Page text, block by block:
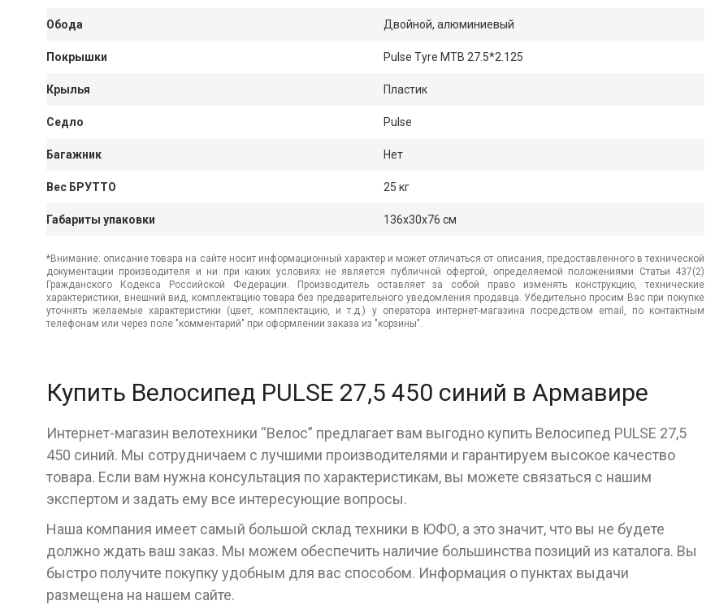
Обода Двойной, алюминиевый
Покрышки Pulse Tyre MTB 27.5*2.125
Крылья Пластик
Седло Pulse
Багажник Нет
Вес БРУТТО 25 кг
Габариты упаковки 136x30x76 см
*Внимание: описание товара на сайте носит информационный характер и может отличаться от описания, предоставленного в технической
документации производителя и ни при каких условиях не является публичной офертой, определяемой положениями Статьи 437(2)
Гражданского Кодекса Российской Федерации. Производитель оставляет за собой право изменять конструкцию, технические
характеристики, внешний вид, комплектацию товара без предварительного уведомления продавца. Убедительно просим Вас при покупке
уточнять желаемые характеристики (цвет, комплектацию, и т.д.) у оператора интернет-магазина посредством email, по контактным
телефонам или через поле "комментарий" при оформлении заказа из "корзины".
Купить Велосипед PULSE 27,5 450 синий в Армавире
Интернет-магазин велотехники “Велос” предлагает вам выгодно купить Велосипед PULSE 27,5
450 синий. Мы сотрудничаем с лучшими производителями и гарантируем высокое качество
товара. Если вам нужна консультация по характеристикам, вы можете связаться с нашим
экспертом и задать ему все интересующие вопросы.
Наша компания имеет самый большой склад техники в ЮФО, а это значит, что вы не будете
должно ждать ваш заказ. Мы можем обеспечить наличие большинства позиций из каталога. Вы
быстро получите покупку удобным для вас способом. Информация о пунктах выдачи
размещена на нашем сайте.